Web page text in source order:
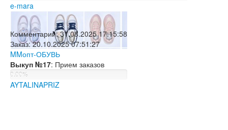
e-mara
Комментарий:31.08.2025 17:15:58
Заказ:20.10.2025 07:51:27
MMопт-ОБУВЬ
Выкуп №17: Прием заказов
0.00%
AYTALINAPRIZ